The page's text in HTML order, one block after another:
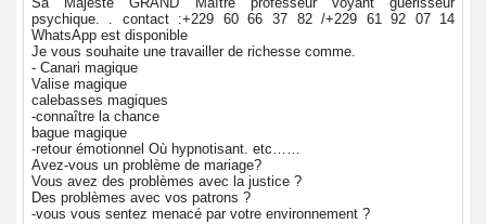
psychique. . contact :+229 60 66 37 82 /+229 61 92 07 14
WhatsApp est disponible
Je vous souhaite une travailler de richesse comme.
- Canari magique
Valise magique
calebasses magiques
-connaître la chance
bague magique
-retour émotionnel Où hypnotisant. etc……
Avez-vous un problème de mariage?
Vous avez des problèmes avec la justice ?
Des problèmes avec vos patrons ?
-vous vous sentez menacé par votre environnement ?